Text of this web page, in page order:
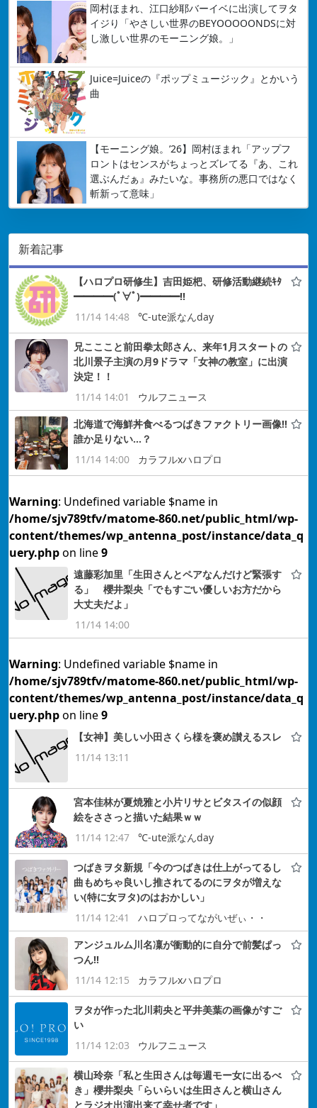
岡村ほまれ、江口紗耶バーイベに出演してヲタ
イジり「やさしい世界のBEYOOOOONDSに対
し激しい世界のモーニング娘。」
Juice=Juiceの『ポップミュージック』とかいう
曲
【モーニング娘。’26】岡村ほまれ「アップフ
ロントはセンスがちょっとズレてる『あ、これ
選ぶんだぁ』みたいな。事務所の悪口ではなく
斬新って意味」
新着記事
【ハロプロ研修生】吉田姫杷、研修活動継続ｷﾀ
━━━━(ﾟ∀ﾟ)━━━━!!
11/14 14:48
℃-ute派なんday
兄こここと前田拳太郎さん、来年1月スタートの
北川景子主演の月9ドラマ「女神の教室」に出演
決定！！
11/14 14:01
ウルフニュース
北海道で海鮮丼食べるつばきファクトリー画像!!
誰か足りない…？
11/14 14:00
カラフルxハロプロ
Warning: Undefined variable $name in
/home/sjv789tfv/matome-860.net/public_html/wp-
content/themes/wp_antenna_post/instance/data_q
uery.phpon line9
遠藤彩加里「生田さんとペアなんだけど緊張す
る」 櫻井梨央「でもすごい優しいお方だから
大丈夫だよ」
11/14 14:00
Warning: Undefined variable $name in
/home/sjv789tfv/matome-860.net/public_html/wp-
content/themes/wp_antenna_post/instance/data_q
uery.phpon line9
【女神】美しい小田さくら様を褒め讃えるスレ
11/14 13:11
宮本佳林が夏焼雅と小片リサとビタスイの似顔
絵をささっと描いた結果ｗｗ
11/14 12:47
℃-ute派なんday
つばきヲタ新規「今のつばきは仕上がってるし
曲もめちゃ良いし推されてるのにヲタが増えな
い(特に女ヲタ)のはおかしい」
11/14 12:41
ハロプロってながいぜぃ・・
アンジュルム川名凜が衝動的に自分で前髪ぱっ
つん!!
11/14 12:15
カラフルxハロプロ
ヲタが作った北川莉央と平井美葉の画像がすご
い
11/14 12:03
ウルフニュース
横山玲奈「私と生田さんは毎週モー女に出るべ
き」櫻井梨央「らいらいは生田さんと横山さん
とラジオ出演出来て幸せ者です」